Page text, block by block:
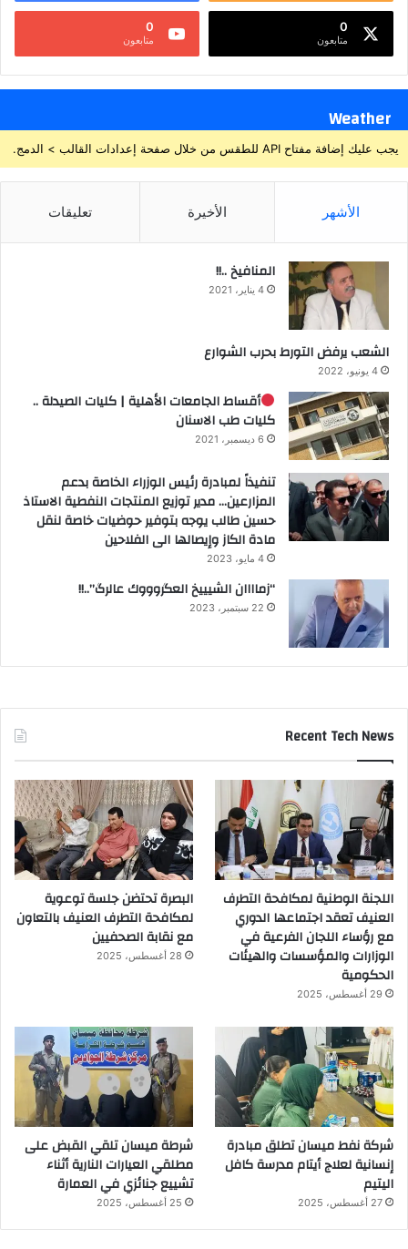
0
متابعون
0
متابعون
Weather
يجب عليك إضافة مفتاح API للطقس من خلال صفحة إعدادات القالب > الدمج.
الأشهر الأخيرة تعليقات
المنافيخ ..!!
4 يناير، 2021
الشعب يرفض التورط بحرب الشوارع
4 يونيو، 2022
أقساط الجامعات الأهلية | كليات الصيدلة ..
كليات طب الاسنان
6 ديسمبر، 2021
تنفيذاً لمبادرة رئيس الوزراء الخاصة بدعم
المزارعين… مدير توزيع المنتجات النفطية الاستاذ
حسين طالب يوجه بتوفير حوضيات خاصة لنقل
مادة الكاز وإيصالها الى الفلاحين
4 مايو، 2023
“زماااان الشيييخ العگروووك عالرگ”..!!
22 سبتمبر، 2023
Recent Tech News
اللجنة الوطنية لمكافحة التطرف
العنيف تعقد اجتماعها الدوري
مع رؤساء اللجان الفرعية في
الوزارات والمؤسسات والهيئات
الحكومية
29 أغسطس، 2025
البصرة تحتضن جلسة توعوية
لمكافحة التطرف العنيف بالتعاون
مع نقابة الصحفيين
28 أغسطس، 2025
شركة نفط ميسان تطلق مبادرة
إنسانية لعلاج أيتام مدرسة كافل
اليتيم
27 أغسطس، 2025
شرطة ميسان تلقي القبض على
مطلقي العيارات النارية أثناء
تشييع جنائزي في العمارة
25 أغسطس، 2025